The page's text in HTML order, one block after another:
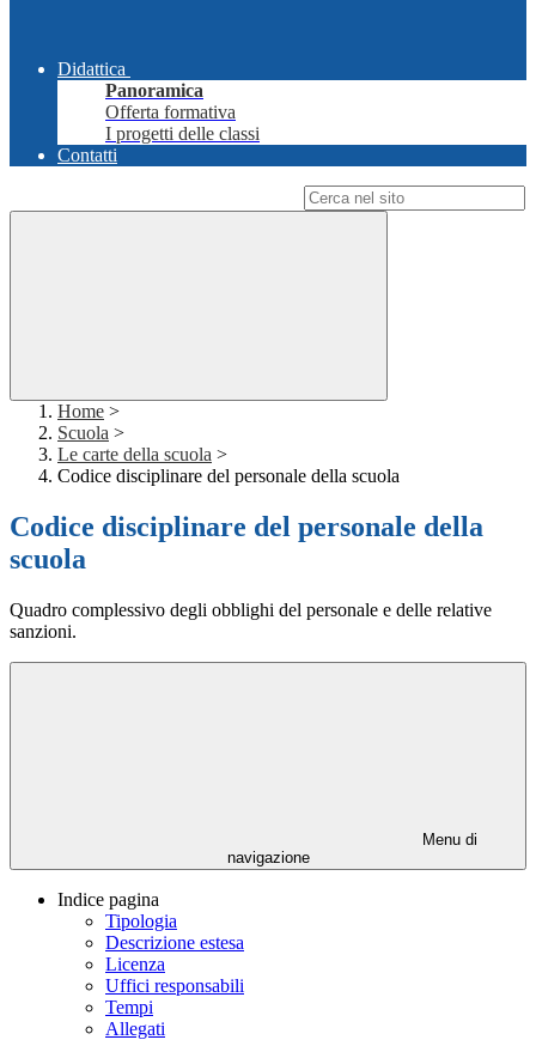
Didattica
Panoramica
Offerta formativa
I progetti delle classi
Contatti
Home >
Scuola >
Le carte della scuola >
Codice disciplinare del personale della scuola
Codice disciplinare del personale della
scuola
Quadro complessivo degli obblighi del personale e delle relative
sanzioni.
Menu di
navigazione
Indice pagina
Tipologia
Descrizione estesa
Licenza
Uffici responsabili
Tempi
Allegati